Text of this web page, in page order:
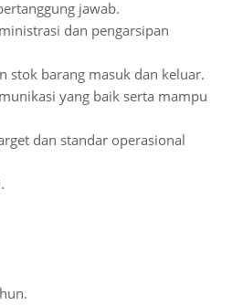
jawab.
dan pengarsipan
stok barang masuk dan keluar.
yang baik serta mampu
dan standar operasional